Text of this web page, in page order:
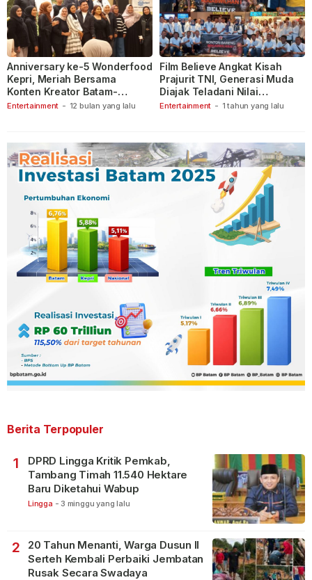
Entertainment - 12 bulan yang lalu
Anniversary ke-5 Wonderfood
Kepri, Meriah Bersama
Konten Kreator Batam-
Tanjungpinang
Entertainment - 1 tahun yang lalu
Film Believe Angkat Kisah
Prajurit TNI, Generasi Muda
Diajak Teladani Nilai
Keberanian
Berita Terpopuler
1
DPRD Lingga Kritik Pemkab,
Tambang Timah 11.540 Hektare
Baru Diketahui Wabup
Lingga - 3 minggu yang lalu
2
20 Tahun Menanti, Warga Dusun II
Serteh Kembali Perbaiki Jembatan
Rusak Secara Swadaya